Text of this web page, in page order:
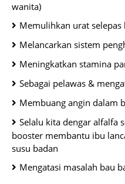
wanita)
Memulihkan urat selepas
Melancarkan sistem
Meningkatkan stamina
Sebagai pelawas &
Membuang angin dalam
Selalu kita dengar alfalfa
booster membantu ibu
susu badan
Mengatasi masalah bau